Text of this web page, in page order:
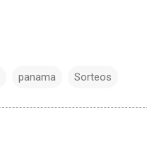
panama Sorteos